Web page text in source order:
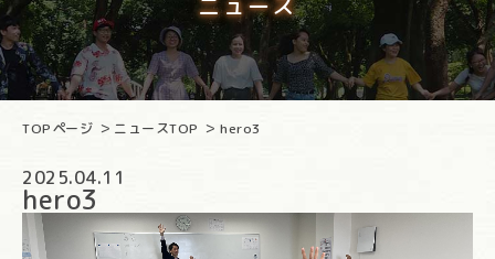
TOPページ ニュースTOP hero3
2025.04.11
hero3